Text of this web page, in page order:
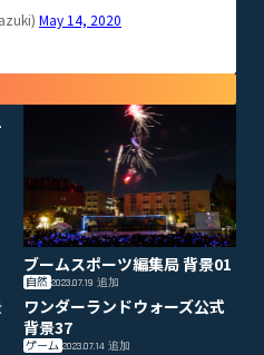
May 14, 2020
ブームスポーツ編集局 背景01
自然 2023.07.19追加
ワンダーランドウォーズ公式
背景37
ゲーム 2023.07.14追加